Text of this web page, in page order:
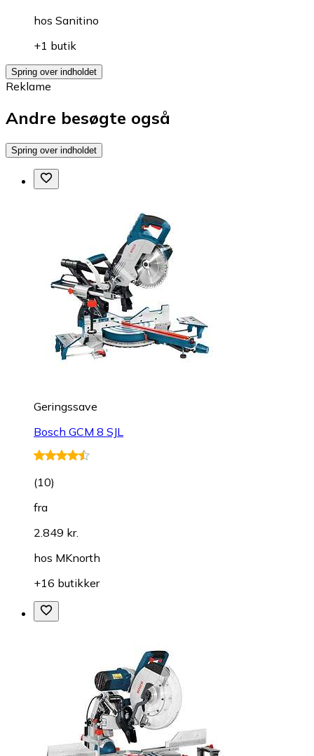
hos Sanitino
+1 butik
Spring over indholdet
Reklame
Andre besøgte også
Spring over indholdet
Geringssave
Bosch GCM 8 SJL
(10)
fra
2.849 kr.
hos MKnorth
+16 butikker